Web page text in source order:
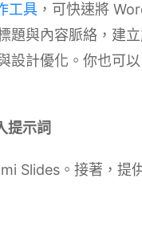
工具 ，可快速將
題與內容脈絡，建
設計優化。你也可
提示詞
Slides。接著，提